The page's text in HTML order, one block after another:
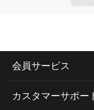
会員サービス
カスタマーサポー